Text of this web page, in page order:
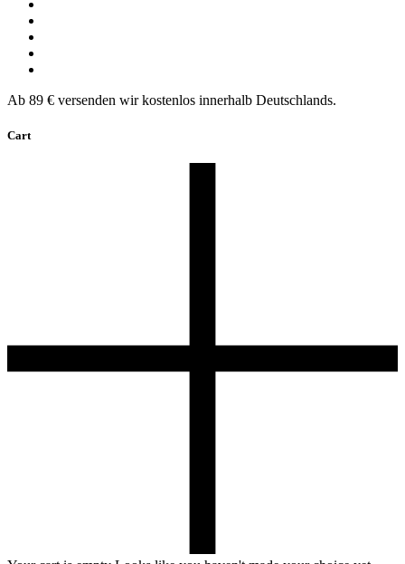
Ab 89 € versenden wir kostenlos innerhalb Deutschlands.
Cart